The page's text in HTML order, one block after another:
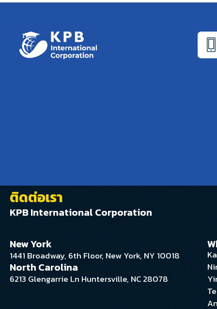
ติดต่อเรา
KPB International Corporation
New York
1441 Broadway, 6th Floor, New York, NY 10018
North Carolina
6213 Glengarrie Ln Huntersville, NC 28078